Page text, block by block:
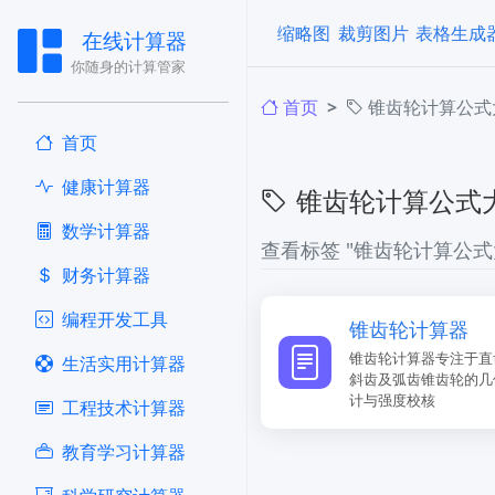
在线计算器
你随身的计算管家
首页
健康计算器
​数学计算器
财务计算器
编程开发工具
生活实用计算器
工程技术计算器
教育学习计算器
缩略图 裁剪图片 表格生成
首页 锥齿轮计算公
锥齿轮计算公式
查看标签 "锥齿轮计算公
锥齿轮计算器
锥齿轮计算器专注于直
斜齿及弧齿锥齿轮的
计与强度校核